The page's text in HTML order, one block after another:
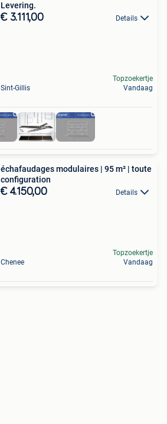
Levering.
€ 3.111,00 Details
Sint-Gillis
Topzoekertje
Vandaag
échafaudages modulaires | 95 m² | toute
configuration
€ 4.150,00 Details
Chenee
Topzoekertje
Vandaag